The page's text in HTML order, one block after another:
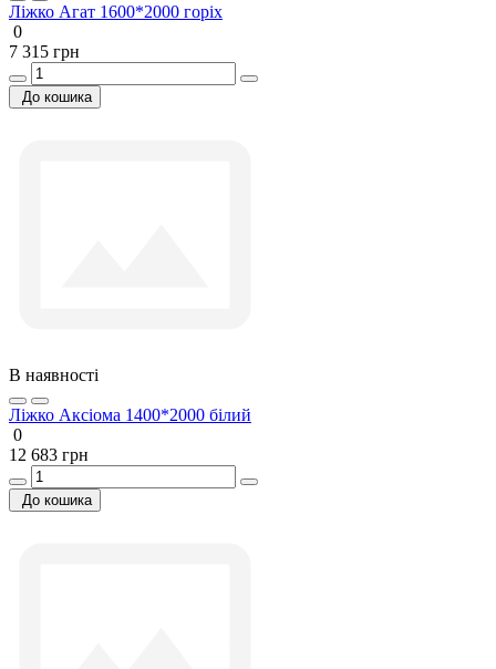
Ліжко Агат 1600*2000 горіх
0
7 315 грн
До кошика
В наявності
Ліжко Аксіома 1400*2000 білий
0
12 683 грн
До кошика